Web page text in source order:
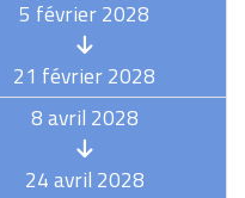
5 février 2028
21 février 2028
8 avril 2028
24 avril 2028